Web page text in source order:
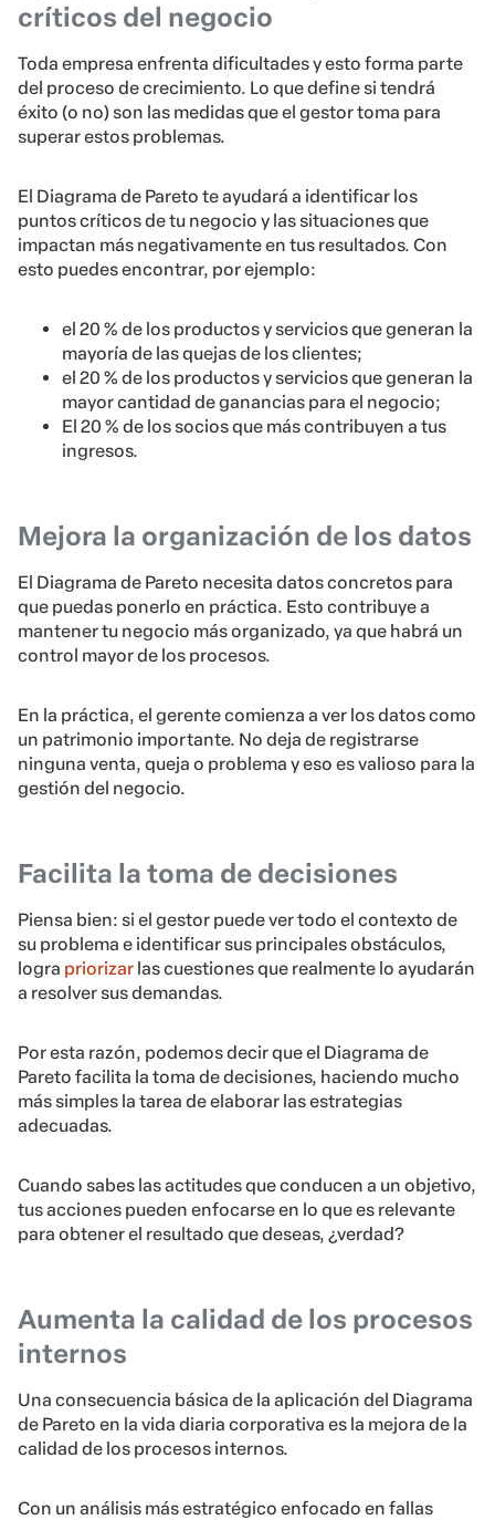
críticos del negocio
Toda empresa enfrenta dificultades y esto forma parte
del proceso de crecimiento. Lo que define si tendrá
éxito (o no) son las medidas que el gestor toma para
superar estos problemas.
El Diagrama de Pareto te ayudará a identificar los
puntos críticos de tu negocio y las situaciones que
impactan más negativamente en tus resultados. Con
esto puedes encontrar, por ejemplo:
el 20 % de los productos y servicios que generan la
mayoría de las quejas de los clientes;
el 20 % de los productos y servicios que generan la
mayor cantidad de ganancias para el negocio;
El 20 % de los socios que más contribuyen a tus
ingresos.
Mejora la organización de los datos
El Diagrama de Pareto necesita datos concretos para
que puedas ponerlo en práctica. Esto contribuye a
mantener tu negocio más organizado, ya que habrá un
control mayor de los procesos.
En la práctica, el gerente comienza a ver los datos como
un patrimonio importante. No deja de registrarse
ninguna venta, queja o problema y eso es valioso para la
gestión del negocio.
Facilita la toma de decisiones
Piensa bien: si el gestor puede ver todo el contexto de
su problema e identificar sus principales obstáculos,
logra priorizar las cuestiones que realmente lo ayudarán
a resolver sus demandas.
Por esta razón, podemos decir que el Diagrama de
Pareto facilita la toma de decisiones, haciendo mucho
más simples la tarea de elaborar las estrategias
adecuadas.
Cuando sabes las actitudes que conducen a un objetivo,
tus acciones pueden enfocarse en lo que es relevante
para obtener el resultado que deseas, ¿verdad?
Aumenta la calidad de los procesos
internos
Una consecuencia básica de la aplicación del Diagrama
de Pareto en la vida diaria corporativa es la mejora de la
calidad de los procesos internos.
Con un análisis más estratégico enfocado en fallas